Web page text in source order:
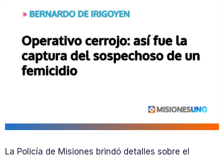
La Policía de Misiones brindó detalles sobre el